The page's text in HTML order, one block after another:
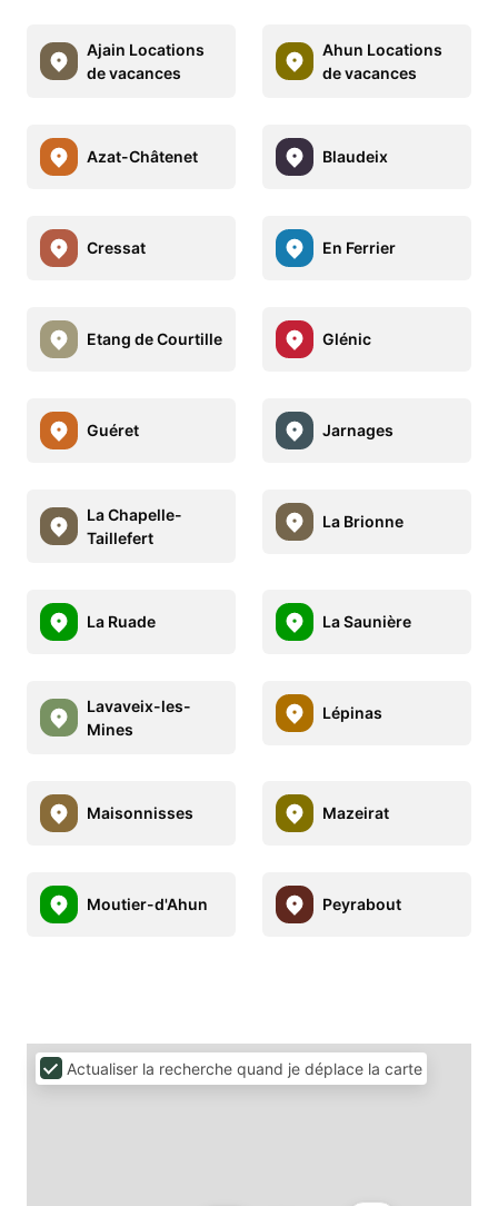
Ajain Locations
de vacances
Ahun Locations
de vacances
Azat-Châtenet Blaudeix
Cressat En Ferrier
Etang de Courtille Glénic
Guéret Jarnages
La Chapelle-
Taillefert
La Brionne
La Ruade La Saunière
Lavaveix-les-
Mines
Lépinas
Maisonnisses Mazeirat
Moutier-d'Ahun Peyrabout
Actualiser la recherche quand je déplace la carte